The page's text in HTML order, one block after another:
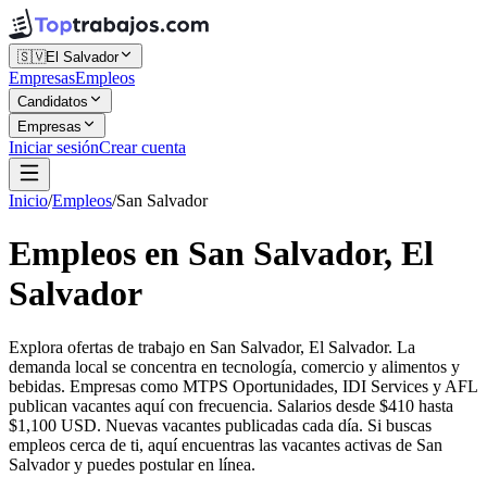
🇸🇻El Salvador
EmpresasEmpleos
Candidatos
Empresas
Iniciar sesiónCrear cuenta
Inicio/Empleos/San Salvador
Empleos en San Salvador, El
Salvador
Explora ofertas de trabajo en San Salvador, El Salvador. La
demanda local se concentra en tecnología, comercio y alimentos y
bebidas. Empresas como MTPS Oportunidades, IDI Services y AFL
publican vacantes aquí con frecuencia. Salarios desde $410 hasta
$1,100 USD. Nuevas vacantes publicadas cada día. Si buscas
empleos cerca de ti, aquí encuentras las vacantes activas de San
Salvador y puedes postular en línea.